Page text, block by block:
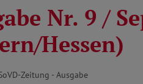
Nr. 9 /
Hessen)
Zeitung - Ausgabe